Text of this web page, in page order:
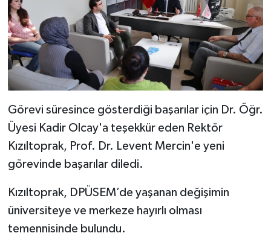
Görevi süresince gösterdiği başarılar için Dr. Öğr.
Üyesi Kadir Olcay'a teşekkür eden Rektör
Kızıltoprak, Prof. Dr. Levent Mercin'e yeni
görevinde başarılar diledi.
Kızıltoprak, DPÜSEM’de yaşanan değişimin
üniversiteye ve merkeze hayırlı olması
temennisinde bulundu.
Simav
Siyaset
Tavşanlı
Teknoloji
Türkiye
Video Galeri